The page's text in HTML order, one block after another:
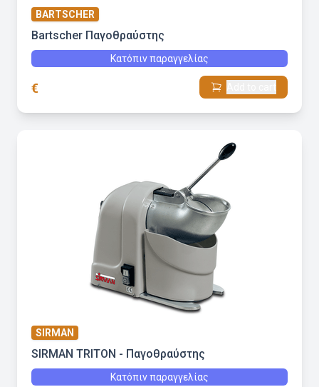
BARTSCHER
Bartscher Παγοθραύστης
Κατόπιν παραγγελίας
€
SIRMAN
SIRMAN TRITON - Παγοθραύστης
Κατόπιν παραγγελίας